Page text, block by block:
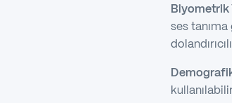
Biyometrik
ses